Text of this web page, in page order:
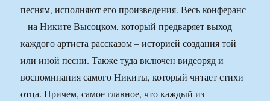
песням, исполняют его произведения. Весь конферанс
– на Никите Высоцком, который предваряет выход
каждого артиста рассказом – историей создания той
или иной песни. Также туда включен видеоряд и
воспоминания самого Никиты, который читает стихи
отца. Причем, самое главное, что каждый из